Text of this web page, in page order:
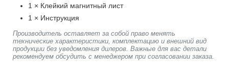
1 × Клейкий магнитный лист
1 × Инструкция
Производитель оставляет за собой право менять
технические характеристики, комплектацию и внешний вид
продукции без уведомления дилеров. Важные для вас детали
рекомендуем обсудить с менеджером при согласовании заказа.